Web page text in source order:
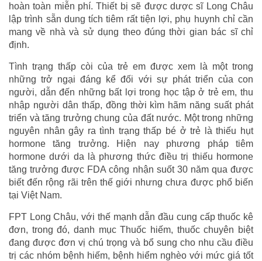
hoàn toàn miễn phí. Thiết bị sẽ được dược sĩ Long Châu
lập trình sẵn dung tích tiêm rất tiện lợi, phụ huynh chỉ cần
mang về nhà và sử dụng theo đúng thời gian bác sĩ chỉ
định.
Tình trạng thấp còi của trẻ em được xem là một trong
những trở ngại đáng kể đối với sự phát triển của con
người, dẫn đến những bất lợi trong học tập ở trẻ em, thu
nhập người dân thấp, đồng thời kìm hãm năng suất phát
triển và tăng trưởng chung của đất nước. Một trong những
nguyên nhân gây ra tình trạng thấp bé ở trẻ là thiếu hụt
hormone tăng trưởng. Hiện nay phương pháp tiêm
hormone dưới da là phương thức điều trị thiếu hormone
tăng trưởng được FDA công nhận suốt 30 năm qua được
biết đến rộng rãi trên thế giới nhưng chưa được phổ biến
tại Việt Nam.
FPT Long Châu, với thế mạnh dẫn đầu cung cấp thuốc kê
đơn, trong đó, danh mục Thuốc hiếm, thuốc chuyên biệt
đang được đơn vị chú trọng và bổ sung cho nhu cầu điều
trị các nhóm bệnh hiếm, bệnh hiểm nghèo với mức giá tốt